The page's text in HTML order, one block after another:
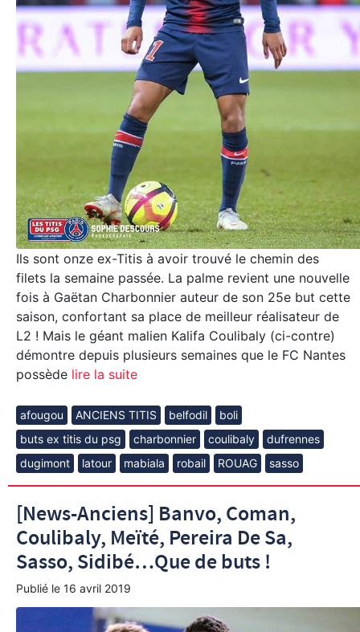
Ils sont onze ex-Titis à avoir trouvé le chemin des
filets la semaine passée. La palme revient une nouvelle
fois à Gaëtan Charbonnier auteur de son 25e but cette
saison, confortant sa place de meilleur réalisateur de
L2 ! Mais le géant malien Kalifa Coulibaly (ci-contre)
démontre depuis plusieurs semaines que le FC Nantes
possède lire la suite
afougou ANCIENS TITIS belfodil
boli
buts ex titis du psg
charbonnier coulibaly
dufrennes
dugimont
latour mabiala robail ROUAG sasso
[News-Anciens] Banvo, Coman,
Coulibaly, Meïté, Pereira De Sa,
Sasso, Sidibé…Que de buts !
Publié le 16 avril 2019